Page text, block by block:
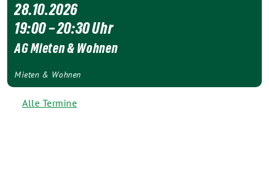
28.10.2026
19:00 – 20:30 Uhr
AG Mieten & Wohnen
Mieten & Wohnen
Alle Termine